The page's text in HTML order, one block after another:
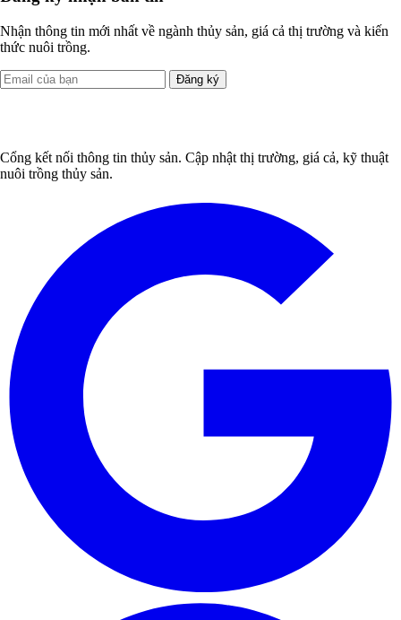
Nhận thông tin mới nhất về ngành thủy sản, giá cả thị trường và kiến
thức nuôi trồng.
Đăng ký
Cổng kết nối thông tin thủy sản. Cập nhật thị trường, giá cả, kỹ thuật
nuôi trồng thủy sản.